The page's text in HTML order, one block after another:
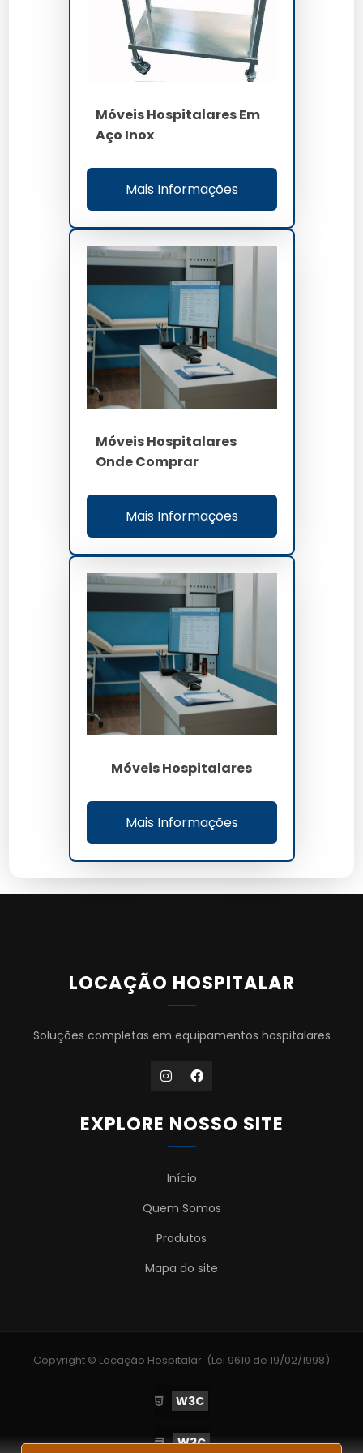
acima 40.000 h
acima 85 por cento
Móveis Hospitalares Em
Aço Inox
Mais Informações
Móveis Hospitalares
Onde Comprar
Mais Informações
Móveis Hospitalares
Mais Informações
LOCAÇÃO HOSPITALAR
Soluções completas em equipamentos hospitalares
EXPLORE NOSSO SITE
Início
Quem Somos
Produtos
Mapa do site
Copyright © Locação Hospitalar. (Lei 9610 de 19/02/1998)
W3C
W3C